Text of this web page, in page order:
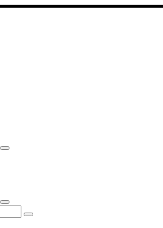
Caută...
Caută...
Caută...